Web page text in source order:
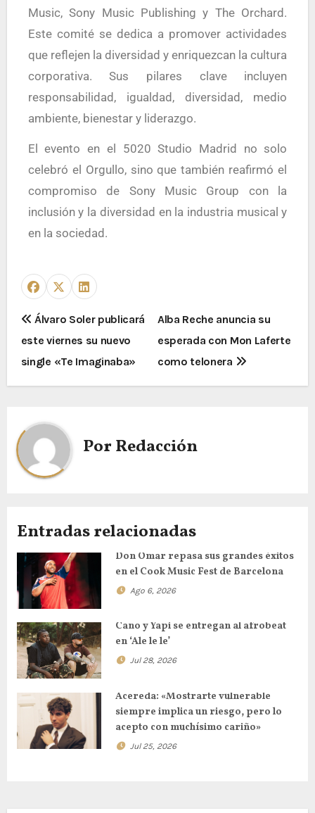
Music, Sony Music Publishing y The Orchard.
Este comité se dedica a promover actividades
que reflejen la diversidad y enriquezcan la cultura
corporativa. Sus pilares clave incluyen
responsabilidad, igualdad, diversidad, medio
ambiente, bienestar y liderazgo.
El evento en el 5020 Studio Madrid no solo
celebró el Orgullo, sino que también reafirmó el
compromiso de Sony Music Group con la
inclusión y la diversidad en la industria musical y
en la sociedad.
Álvaro Soler publicará
este viernes su nuevo
single «Te Imaginaba»
Alba Reche anuncia su
esperada con Mon Laferte
como telonera
PorRedacción
Entradas relacionadas
Don Omar repasa sus grandes éxitos
en el Cook Music Fest de Barcelona
Ago 6, 2026
Cano y Yapi se entregan al afrobeat
en ‘Ale le le’
Jul 28, 2026
Acereda: «Mostrarte vulnerable
siempre implica un riesgo, pero lo
acepto con muchísimo cariño»
Jul 25, 2026